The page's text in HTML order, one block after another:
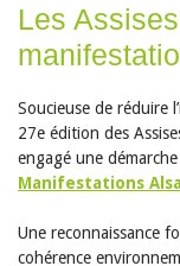
Les
Soucieuse de réduire
27e édition des
engagé une
Manifestations
Une reconnaissance
cohérence